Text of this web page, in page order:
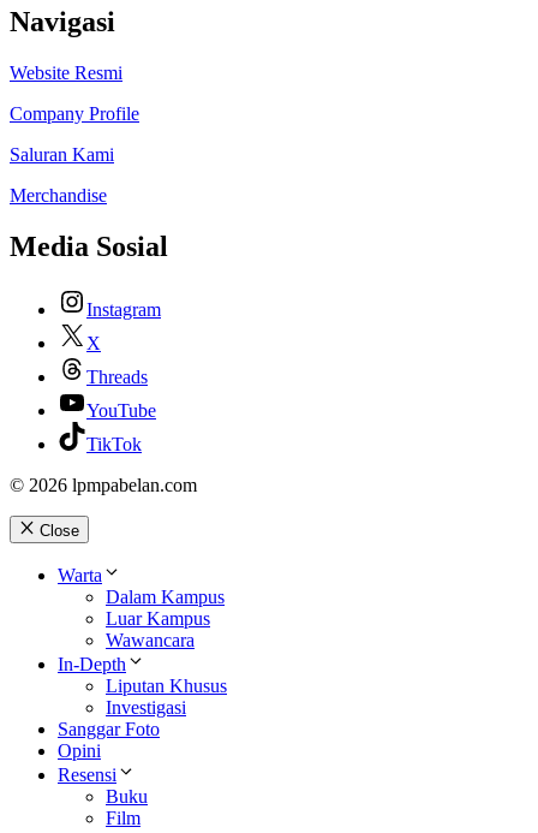
Navigasi
Website Resmi
Company Profile
Saluran Kami
Merchandise
Media Sosial
Instagram
X
Threads
YouTube
TikTok
© 2026 lpmpabelan.com
Close
Warta
Dalam Kampus
Luar Kampus
Wawancara
In-Depth
Liputan Khusus
Investigasi
Sanggar Foto
Opini
Resensi
Buku
Film